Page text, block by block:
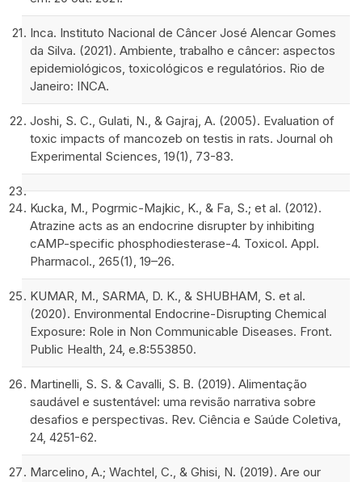
Inca. Instituto Nacional de Câncer José Alencar Gomes
da Silva. (2021). Ambiente, trabalho e câncer: aspectos
epidemiológicos, toxicológicos e regulatórios. Rio de
Janeiro: INCA.
Joshi, S. C., Gulati, N., & Gajraj, A. (2005). Evaluation of
toxic impacts of mancozeb on testis in rats. Journal oh
Experimental Sciences, 19(1), 73-83.
Kucka, M., Pogrmic-Majkic, K., & Fa, S.; et al. (2012).
Atrazine acts as an endocrine disrupter by inhibiting
cAMP-specific phosphodiesterase-4. Toxicol. Appl.
Pharmacol., 265(1), 19–26.
KUMAR, M., SARMA, D. K., & SHUBHAM, S. et al.
(2020). Environmental Endocrine-Disrupting Chemical
Exposure: Role in Non Communicable Diseases. Front.
Public Health, 24, e.8:553850.
Martinelli, S. S. & Cavalli, S. B. (2019). Alimentação
saudável e sustentável: uma revisão narrativa sobre
desafios e perspectivas. Rev. Ciência e Saúde Coletiva,
24, 4251-62.
Marcelino, A.; Wachtel, C., & Ghisi, N. (2019). Are our